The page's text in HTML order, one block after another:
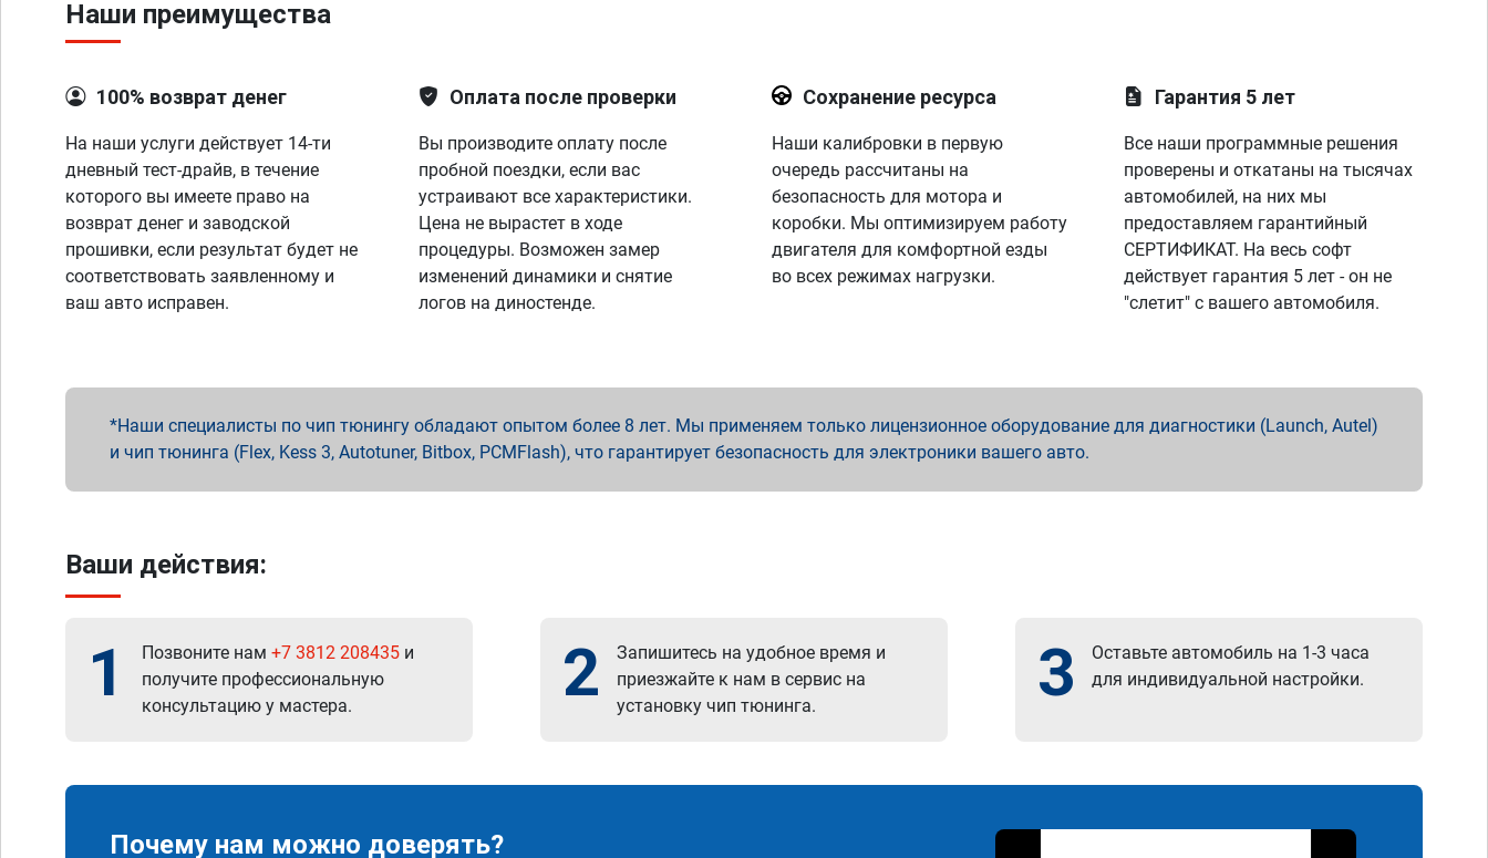
Наши преимущества
100% возврат денег
На наши услуги действует 14-ти
дневный тест-драйв, в течение
которого вы имеете право на
возврат денег и заводской
прошивки, если результат будет не
соответствовать заявленному и
ваш авто исправен.
Оплата после проверки
Вы производите оплату после
пробной поездки, если вас
устраивают все характеристики.
Цена не вырастет в ходе
процедуры. Возможен замер
изменений динамики и снятие
логов на диностенде.
Сохранение ресурса
Наши калибровки в первую
очередь рассчитаны на
безопасность для мотора и
коробки. Мы оптимизируем работу
двигателя для комфортной езды
во всех режимах нагрузки.
Гарантия 5 лет
Все наши программные решения
проверены и откатаны на тысячах
автомобилей, на них мы
предоставляем гарантийный
СЕРТИФИКАТ. На весь софт
действует гарантия 5 лет - он не
"слетит" с вашего автомобиля.
Наши специалисты по чип тюнингу обладают опытом более 8 лет. Мы применяем только лицензионное оборудование для диагностики (Launch, Autel)
и чип тюнинга (Flex, Kess 3, Autotuner, Bitbox, PCMFlash), что гарантирует безопасность для электроники вашего авто.
Ваши действия:
1 Позвоните нам +7 3812 208435 и
получите профессиональную
консультацию у мастера.
2
Запишитесь на удобное время и
приезжайте к нам в сервис на
установку чип тюнинга.
3
Оставьте автомобиль на 1-3 часа
для индивидуальной настройки.
Почему нам можно доверять?